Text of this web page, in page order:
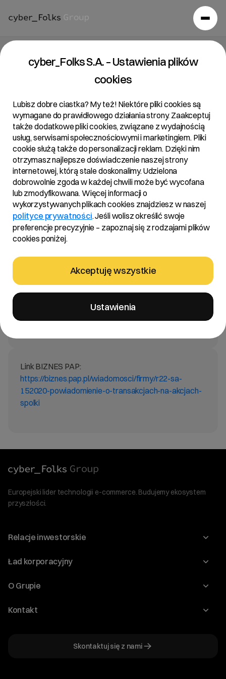
Raport bieżący 15/2020
Temat:
Powiadomienie o transakcjach na akcjach Spółki
Podstawa prawna:
Art. 19 ust. 3 MAR – informacja o transakcjach
wykonywanych przez osoby pełniące obowiązki
zarządcze.
Treść:
informuje, że wpłynęły do Spółki powiadomienia o
transakcjach wykonywanych na akcjach Spółki od
Link BIZNES PAP:
https://biznes.pap.pl/wiadomosci/firmy/r22-sa-
152020-powiadomienie-o-transakcjach-na-akcjach-
spolki
Europejski lider technologii e-commerce. Budujemy ekosystem
przyszłości.
Relacje inwestorskie
Raporty
Ład korporacyjny
Walne Zgromadzenia
O Grupie
O Spółce
Kontakt
Skontaktuj się z nami
cyber_Folks S.A. – Ustawienia plików
cookies
Lubisz dobre ciastka? My też! Niektóre pliki cookies są
wymagane do prawidłowego działania strony. Zaakceptuj
także dodatkowe pliki cookies, związane z wydajnością
usług, serwisami społecznościowymi i marketingiem. Pliki
cookie służą także do personalizacji reklam. Dzięki nim
otrzymasz najlepsze doświadczenie naszej strony
internetowej, którą stale doskonalimy. Udzielona
dobrowolnie zgoda w każdej chwili może być wycofana
lub zmodyfikowana. Więcej informacji o
wykorzystywanych plikach cookies znajdziesz w naszej
polityce prywatności. Jeśli wolisz określić swoje
preferencje precyzyjnie – zapoznaj się z rodzajami plików
cookies poniżej.
Akceptuję wszystkie
Ustawienia